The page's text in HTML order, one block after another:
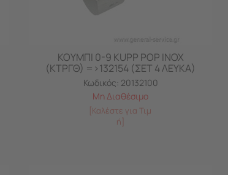
ΚΟΥΜΠΙ 0-9 KUPP POP ΙΝΟΧ
(ΚΤΡΓΘ) =>132154 (ΣΕΤ 4 ΛΕΥΚΑ)
Κωδικός: 20132100
Μη Διαθέσιμο
[Καλέστε για Τιμ
ή]